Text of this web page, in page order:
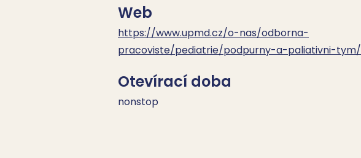
Web
https://www.upmd.cz/o-nas/odborna-
pracoviste/pediatrie/podpurny-a-paliativni-tym/
Otevírací doba
nonstop